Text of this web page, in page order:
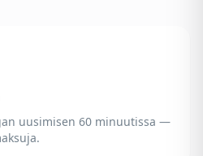
uusimisen 60 minuutissa —